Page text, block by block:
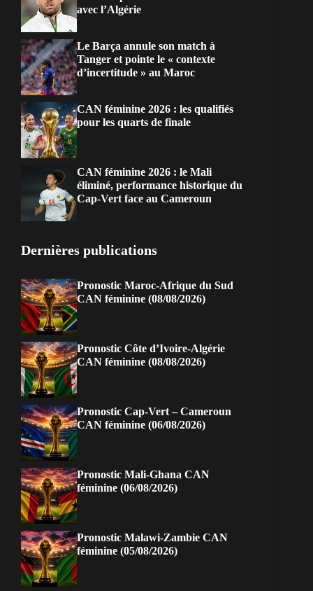
avec l’Algérie
Le Barça annule son match à
Tanger et pointe le « contexte
d’incertitude » au Maroc
CAN féminine 2026 : les qualifiés
pour les quarts de finale
CAN féminine 2026 : le Mali
éliminé, performance historique du
Cap-Vert face au Cameroun
Dernières publications
Pronostic Maroc-Afrique du Sud
CAN féminine (08/08/2026)
Pronostic Côte d’Ivoire-Algérie
CAN féminine (08/08/2026)
Pronostic Cap-Vert – Cameroun
CAN féminine (06/08/2026)
Pronostic Mali-Ghana CAN
féminine (06/08/2026)
Pronostic Malawi-Zambie CAN
féminine (05/08/2026)